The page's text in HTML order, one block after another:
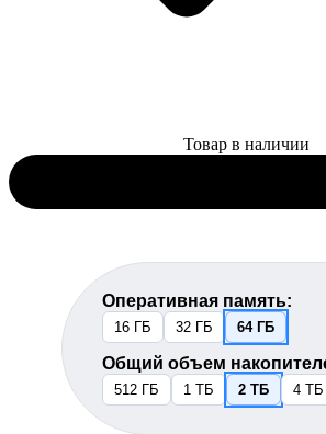
Товар в наличии
Оперативная память:
16 ГБ 32 ГБ 64 ГБ
Общий объем
512 ГБ 1 ТБ 2 ТБ 4 ТБ